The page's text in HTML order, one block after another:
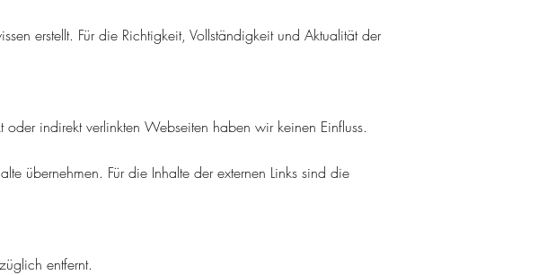
erstellt. Für die Richtigkeit, Vollständigkeit und Aktualität der
indirekt verlinkten Webseiten haben wir keinen Einfluss.
übernehmen. Für die Inhalte der externen Links sind die
entfernt.